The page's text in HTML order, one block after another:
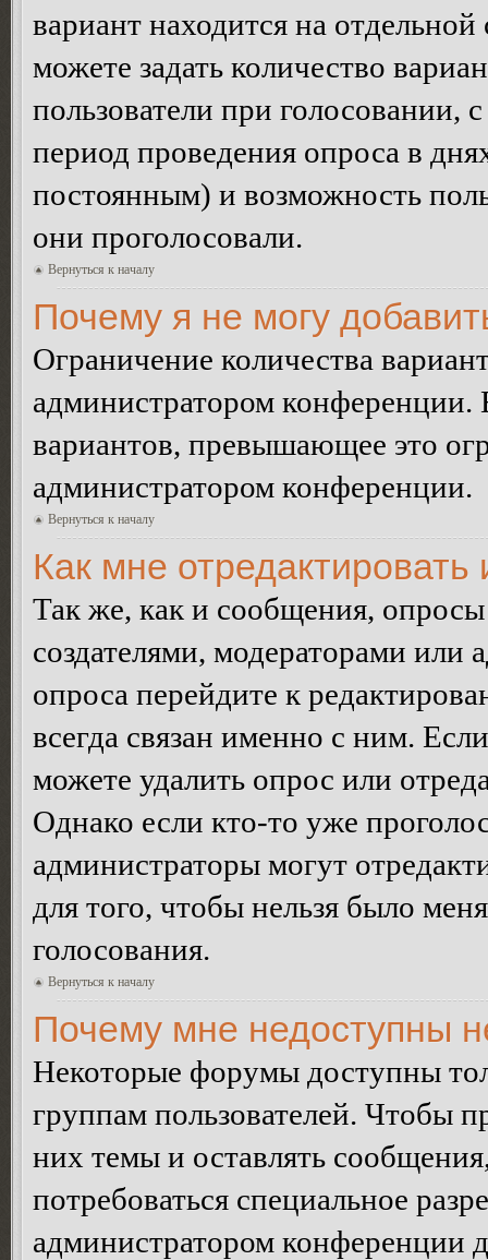
вариант находится на
можете задать количество
пользователи при
период проведения опроса в
постоянным) и возможность
они проголосовали.
Вернуться к началу
Почему я не могу
Ограничение количества
администратором конференции.
вариантов, превышающее это
администратором конференции.
Вернуться к началу
Как мне
Так же, как и сообщения, опросы
создателями, модераторами или
опроса перейдите к
всегда связан именно с ним.
можете удалить опрос или
Однако если кто-то уже
администраторы могут
для того, чтобы нельзя было
голосования.
Вернуться к началу
Почему мне недоступны
Некоторые форумы доступны
группам пользователей. Чтобы
них темы и оставлять
потребоваться специальное
администратором конференции